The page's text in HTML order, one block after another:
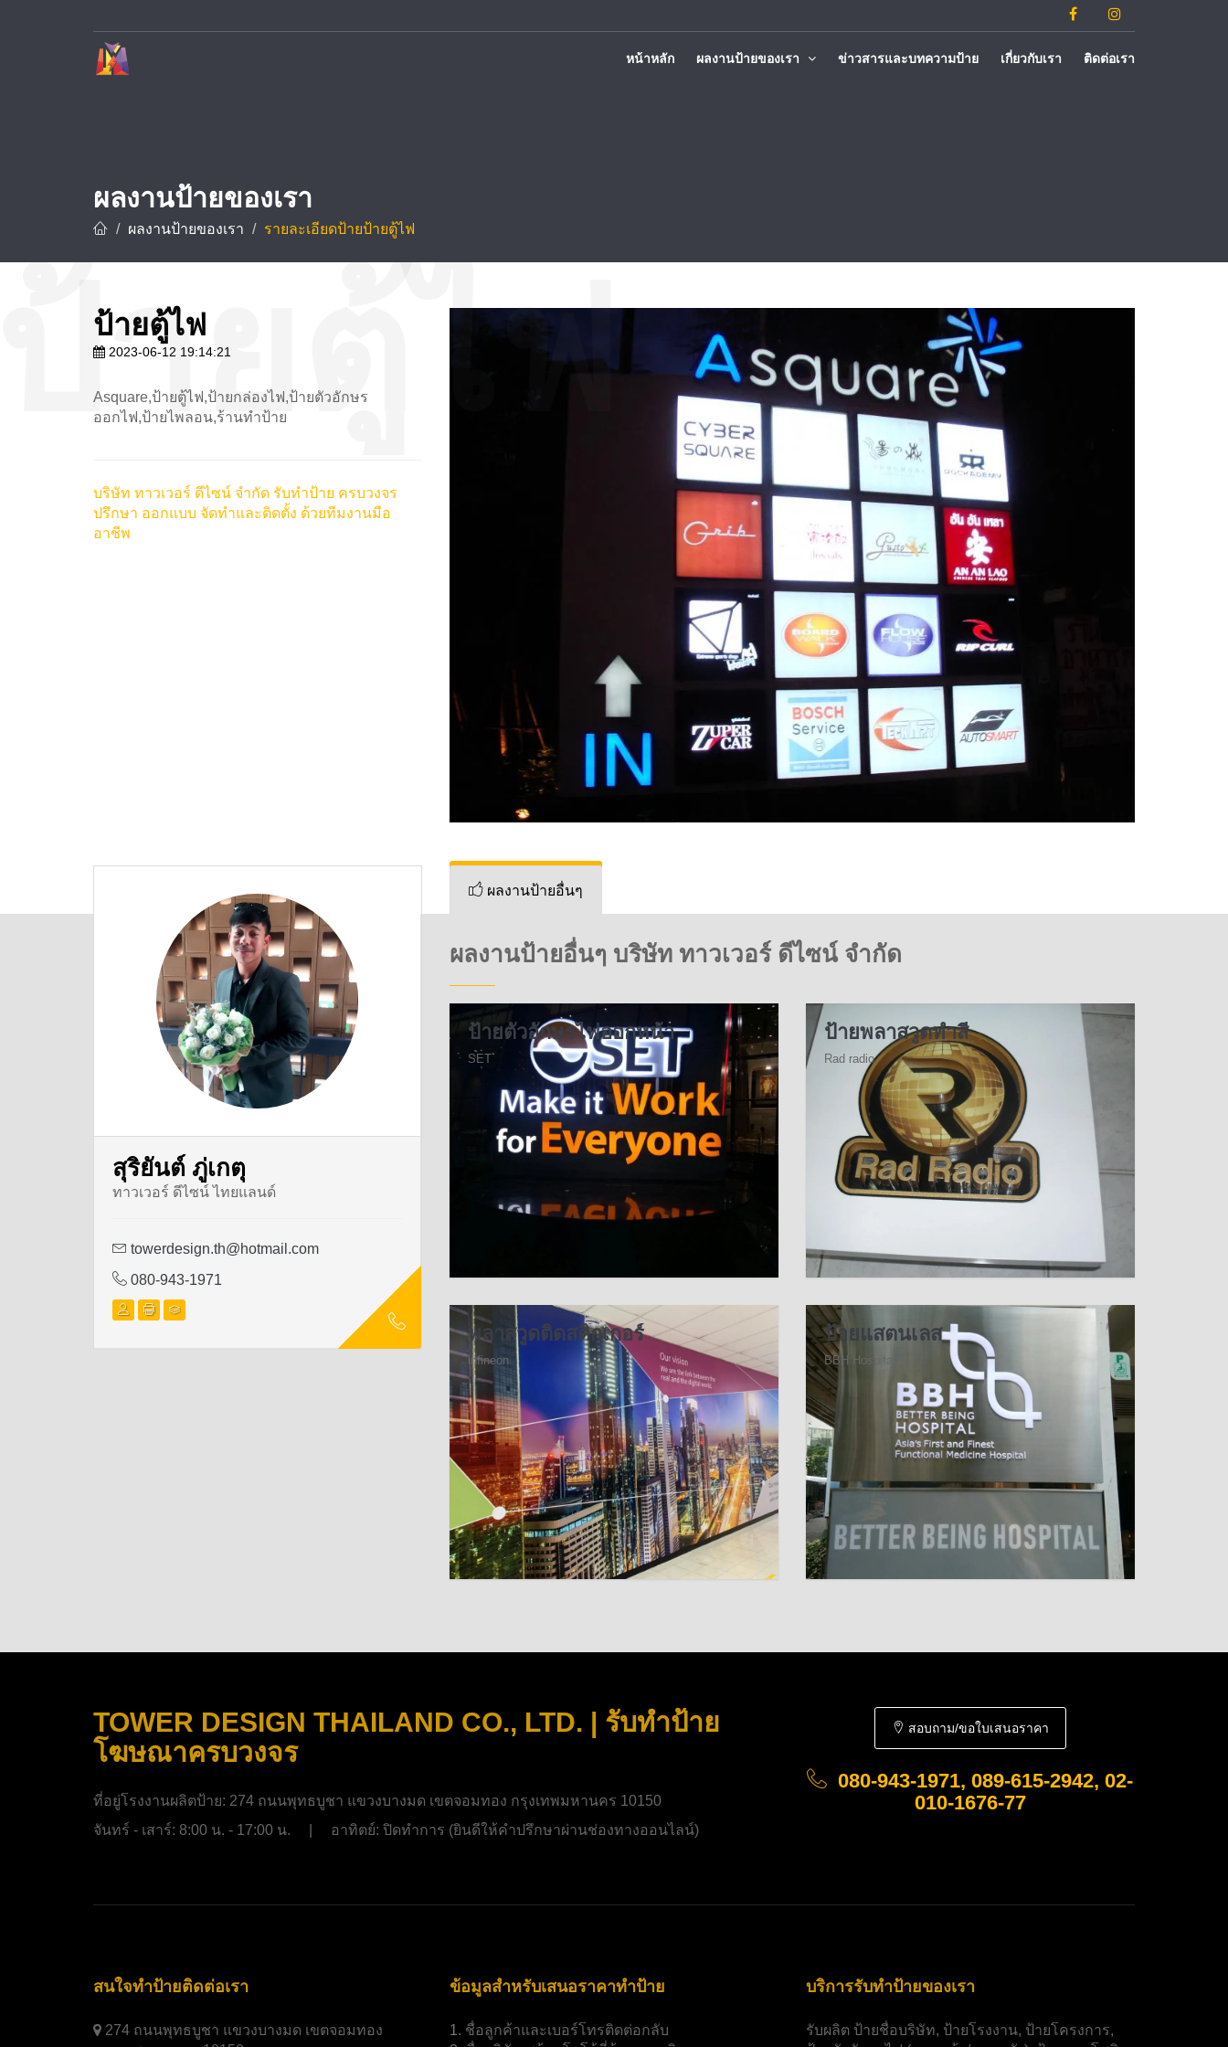
หน้าหลัก ผลงานป้ายของเรา ข่าวสารและบทความป้าย เกี่ยวกับเรา ติดต่อเรา
ผลงานป้ายของเรา
ผลงานป้ายของเรา รายละเอียดป้ายป้ายตู้ไฟ
ป้ายตู้ไฟ
2023-06-12 19:14:21
Asquare,ป้ายตู้ไฟ,ป้ายกล่องไฟ,ป้ายตัวอักษร
ออกไฟ,ป้ายไพลอน,ร้านทำป้าย
บริษัท ทาวเวอร์ ดีไซน์ จำกัด รับทำป้าย ครบวงจร
ปรึกษา ออกแบบ จัดทำและติดตั้ง ด้วยทีมงานมือ
อาชีพ
สุริยันต์ ภู่เกตุ
ทาวเวอร์ ดีไซน์ ไทยแลนด์
towerdesign.th@hotmail.com
080-943-1971
ผลงานป้ายอื่นๆ
ผลงานป้ายอื่นๆ บริษัท ทาวเวอร์ ดีไซน์ จำกัด
ป้ายตัวอักษรไฟออกหน้า
SET
ป้ายพลาสวูดทำสี
Rad radio
พลาสวูดติดสติ๊กเกอร์
infineon
ป้ายแสตนเลส
BBH Hospital
TOWER DESIGN THAILAND CO., LTD. | รับทำป้าย
โฆษณาครบวงจร
ที่อยู่โรงงานผลิตป้าย: 274 ถนนพุทธบูชา แขวงบางมด เขตจอมทอง กรุงเทพมหานคร 10150
จันทร์ - เสาร์: 8:00 น. - 17:00 น. | อาทิตย์: ปิดทำการ (ยินดีให้คำปรึกษาผ่านช่องทางออนไลน์)
สอบถาม/ขอใบเสนอราคา
080-943-1971, 089-615-2942, 02-
010-1676-77
สนใจทำป้ายติดต่อเรา
274 ถนนพุทธบูชา แขวงบางมด เขตจอมทอง
ข้อมูลสำหรับเสนอราคาทำป้าย
1. ชื่อลูกค้าและเบอร์โทรติดต่อกลับ
บริการรับทำป้ายของเรา
รับผลิต ป้ายชื่อบริษัท, ป้ายโรงงาน, ป้ายโครงการ,